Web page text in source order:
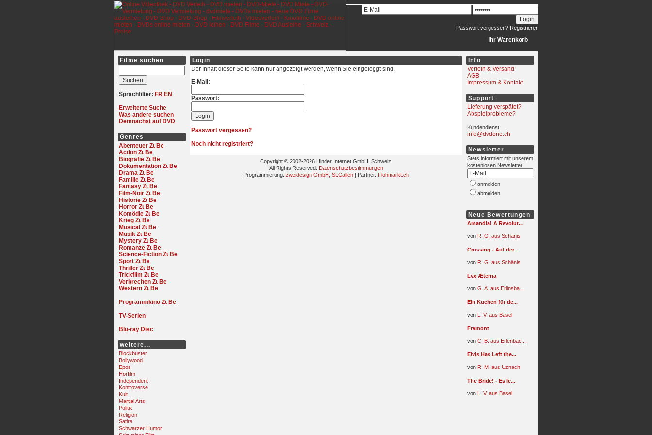
Passwort vergessen? Registrieren
Ihr Warenkorb
Filme suchen
Sprachfilter: FR EN
Erweiterte Suche
Was andere suchen
Demnächst auf DVD
Genres
Abenteuer
Action
Biografie
Dokumentation
Drama
Familie
Fantasy
Film-Noir
Historie
Horror
Komödie
Krieg
Musical
Musik
Mystery
Romanze
Science-Fiction
Sport
Thriller
Trickfilm
Verbrechen
Western
Programmkino
TV-Serien
Blu-ray Disc
weitere...
Blockbuster
Bollywood
Epos
Hörfilm
Independent
Kontroverse
Kult
Martial Arts
Politik
Religion
Satire
Schwarzer Humor
Login
Der Inhalt dieser Seite kann nur angezeigt werden, wenn Sie eingeloggt sind.
E-Mail:
Passwort:
Passwort vergessen?
Noch nicht registriert?
Copyright © 2002-2026 Hinder Internet GmbH, Schweiz.
All Rights Reserved. Datenschutzbestimmungen
Programmierung: zweidesign GmbH, St.Gallen| Partner: Flohmarkt.ch
Info
Verleih & Versand
AGB
Impressum & Kontakt
Support
Lieferung verspätet?
Abspielprobleme?
Kundendienst:
info@dvdone.ch
Newsletter
Stets informiert mit unserem
kostenlosen Newsletter!
anmelden
abmelden
Neue Bewertungen
Amandla! A Revolut...
von R. G. aus Schänis
Crossing - Auf der...
von R. G. aus Schänis
Lvx Æterna
von G. A. aus Erlinsba...
Ein Kuchen für de...
von L. V. aus Basel
Fremont
von C. B. aus Erlenbac...
Elvis Has Left the...
von R. M. aus Uznach
The Bride! - Es le...
von L. V. aus Basel